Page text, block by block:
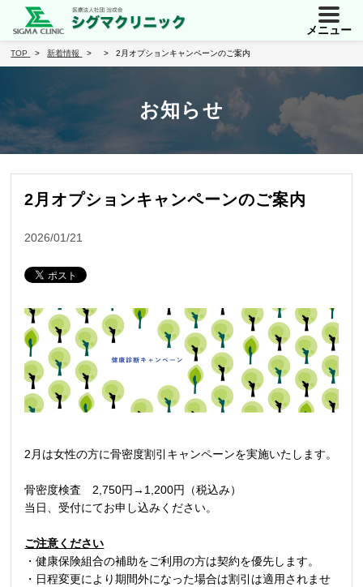
メニュー
TOP 新着情報 2月オプションキャンペーンのご案内
お知らせ
2月オプションキャンペーンのご案内
2026/01/21
2月は女性の方に骨密度割引キャンペーンを実施いたします。
骨密度検査 2,750円→1,200円（税込み）
当日、受付にてお申し込みください。
ご注意ください
・健康保険組合の補助をご利用の方は契約を優先します。
・日程変更により期間外になった場合は割引は適用されませ